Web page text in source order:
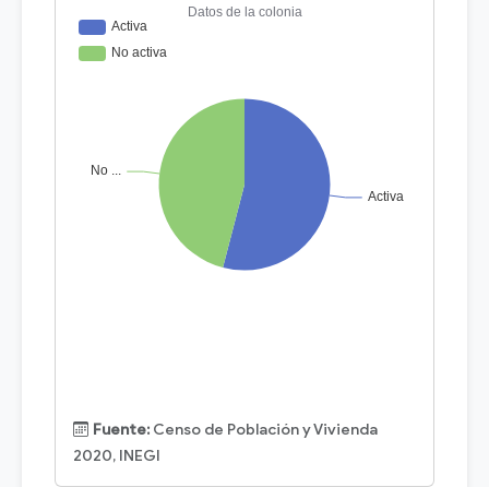
Fuente: Censo de Población y Vivienda
2020, INEGI